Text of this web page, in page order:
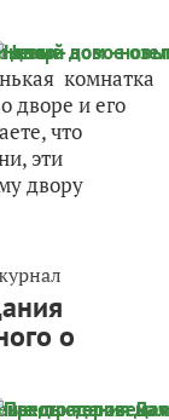
комнатка
дворе и его
что
эти
двору
о